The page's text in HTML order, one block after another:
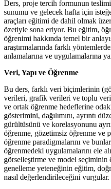
Ders, proje tercih formunun
sunumu ve gelecek hafta için
araçları eğitimi de dahil olmak
özetiyle sona eriyor. Bu eğitim,
öğrenimi hakkında temel bir
araştırmalarında farklı
anlamalarına ve uygulamalarına
Veri, Yapı ve Öğrenme
Bu ders, farklı veri biçimlerinin
verileri, grafik verileri ve toplu
ve ortak öğrenme hedeflerine
gösterimini, dağılımını, ayrıntı
gürültüsünü ve korelasyonunu
öğrenme, gözetimsiz öğrenme ve
öğrenme paradigmalarını ve
öğrenmedeki uygulamalarını ele
görselleştirme ve model seçiminin
genelleme yeteneğinin eğitim,
nasıl değerlendirileceğini vurgular.